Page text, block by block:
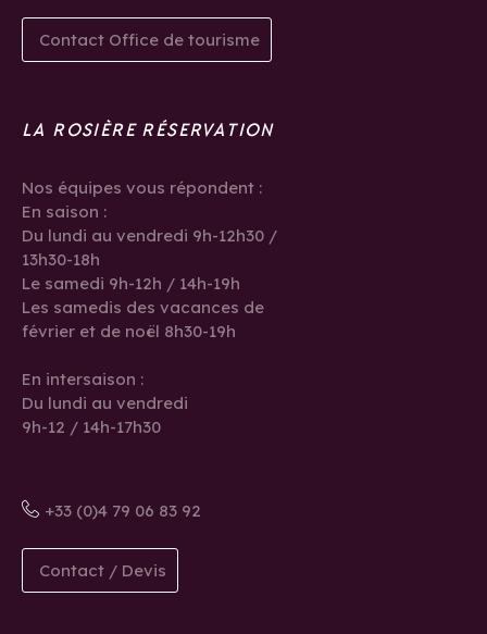
Contact Office de tourisme
LA ROSIÈRE RÉSERVATION
Nos équipes vous répondent :
En saison :
Du lundi au vendredi 9h-12h30 /
13h30-18h
Le samedi 9h-12h / 14h-19h
Les samedis des vacances de
février et de noël 8h30-19h
En intersaison :
Du lundi au vendredi
9h-12 / 14h-17h30
+33 (0)4 79 06 83 92
Contact / Devis